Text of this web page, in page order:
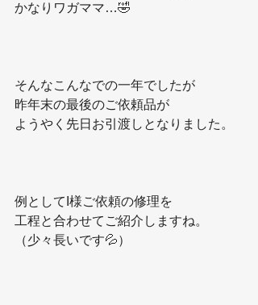
かなりワガママ…🤣
そんなこんなでの一年でしたが
昨年末の最後のご依頼品が
ようやく先日お引渡しとなりました。
例としてI様ご依頼の修理を
工程と合わせてご紹介しますね。
（少々長いです💦）